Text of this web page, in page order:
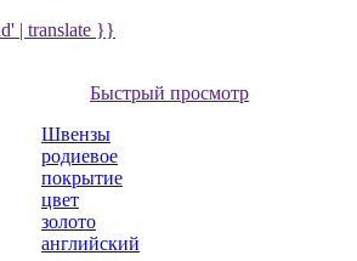
| translate }}
Быстрый просмотр
Швензы
родиевое
покрытие
цвет
золото
английский